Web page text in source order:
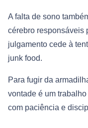
A falta de sono
cérebro responsáveis
julgamento cede à
junk food.
Para fugir da
vontade é um
com paciência e